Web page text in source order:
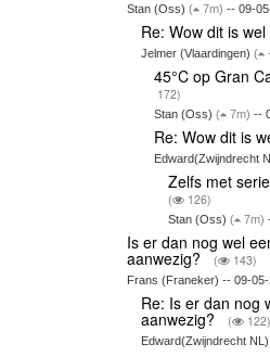
Stan (Oss)( 7m) -- 09-
Re: Wow dit is
Jelmer (Vlaardingen) (
45°C op Gran
172)
Stan (Oss)( 7m) --
Re: Wow dit is
Edward(Zwijndrecht
Zelfs met
( 126)
Stan (Oss) ( 7m)
Is er dan nog wel
aanwezig? ( 143)
Frans (Franeker) -- 09-
Re: Is er dan nog
aanwezig? ( 122)
Edward(Zwijndrecht